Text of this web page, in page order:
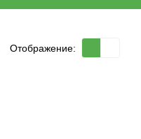
Отображение: